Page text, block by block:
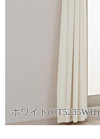
ホワイト(CT5235WH)